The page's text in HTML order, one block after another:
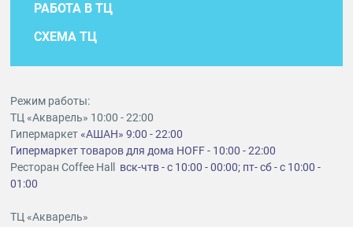
РАБОТА В ТЦ
СХЕМА ТЦ
Режим работы:
ТЦ «Акварель» 10:00 - 22:00
Гипермаркет«АШАН» 9:00 - 22:00
Гипермаркет товаров для дома HOFF - 10:00 - 22:00
Ресторан Coffee Hall вск-чтв - с 10:00 - 00:00; пт- сб - с 10:00 -
01:00
ТЦ «Акварель»